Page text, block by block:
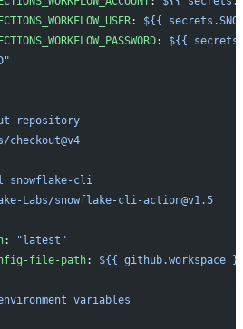
: ${{
: ${{
repository
checkout@v4
snowflake-cli
Labs/snowflake-cli-action@v1.5
:
"latest"
file-path
: ${{ github.workspace
environment variables